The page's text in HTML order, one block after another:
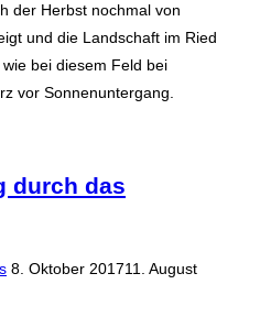
der Herbst nochmal von
und die Landschaft im Ried
bei diesem Feld bei
vor Sonnenuntergang.
durch das
Veröffentlicht
8. Oktober 201711. August